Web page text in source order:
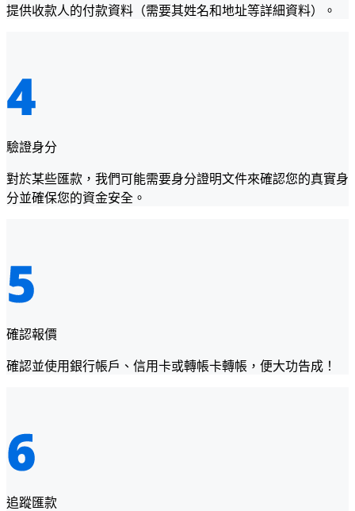
提供收款人的付款資料（需要其姓名和地址等詳細資料）。
驗證身分
對於某些匯款，我們可能需要身分證明文件來確認您的真實身
分並確保您的資金安全。
確認報價
確認並使用銀行帳戶、信用卡或轉帳卡轉帳，便大功告成！
追蹤匯款